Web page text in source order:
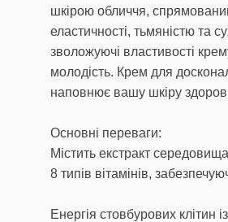
шкірою обличчя,
еластичності, тьмяністю та
зволожуючі властивості
молодість. Крем для
наповнює вашу шкіру
Основні переваги:
Містить екстракт
8 типів вітамінів,
Енергія стовбурових клітин